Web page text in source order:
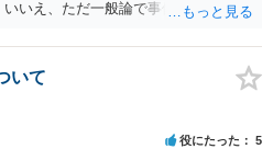
いえ、ただ一般論で事例は分かりま
いて
役にたった 5